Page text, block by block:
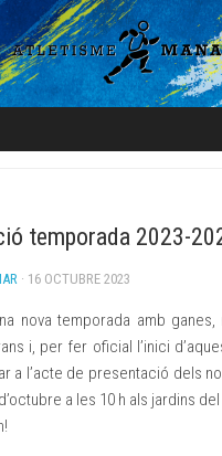
temporada 2023-
· 16 OCTUBRE 2023
nova temporada amb
i, per fer oficial l’inici
a l’acte de presentació dels
a les 10 h als jardins